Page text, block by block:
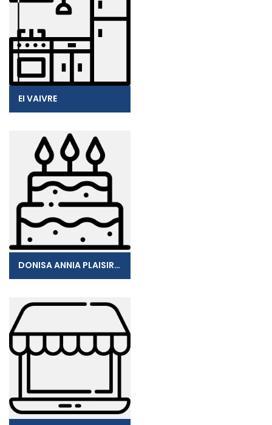
EI VAIVRE
DONISA ANNIA PLAISIRS SUCRES